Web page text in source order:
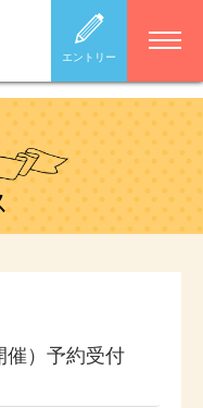
エントリー
催）予約受付